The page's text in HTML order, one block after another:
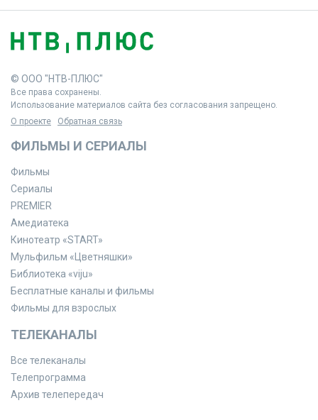
© ООО "НТВ-ПЛЮС"
Все права сохранены.
Использование материалов сайта без согласования запрещено.
О проекте
Обратная связь
ФИЛЬМЫ И СЕРИАЛЫ
Фильмы
Сериалы
PREMIER
Амедиатека
Кинотеатр «START»
Мульфильм «Цветняшки»
Библиотека «viju»
Бесплатные каналы и фильмы
Фильмы для взрослых
ТЕЛЕКАНАЛЫ
Все телеканалы
Телепрограмма
Архив телепередач